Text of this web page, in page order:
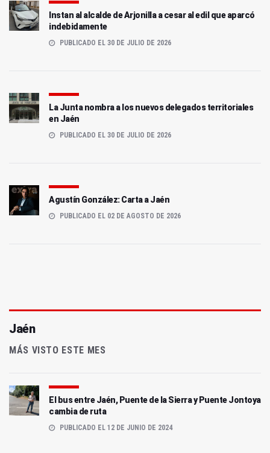
Instan al alcalde de Arjonilla a cesar al edil que aparcó
indebidamente
PUBLICADO EL 30 DE JULIO DE 2026
La Junta nombra a los nuevos delegados territoriales
en Jaén
PUBLICADO EL 30 DE JULIO DE 2026
Agustín González: Carta a Jaén
PUBLICADO EL 02 DE AGOSTO DE 2026
Jaén
MÁS VISTO ESTE MES
El bus entre Jaén, Puente de la Sierra y Puente Jontoya
cambia de ruta
PUBLICADO EL 12 DE JUNIO DE 2024